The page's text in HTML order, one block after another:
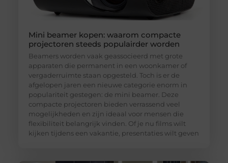
Mini beamer kopen: waarom compacte
projectoren steeds populairder worden
Beamers worden vaak geassocieerd met grote
apparaten die permanent in een woonkamer of
vergaderruimte staan opgesteld. Toch is er de
afgelopen jaren een nieuwe categorie enorm in
populariteit gestegen: de mini beamer. Deze
compacte projectoren bieden verrassend veel
mogelijkheden en zijn ideaal voor mensen die
flexibiliteit belangrijk vinden. Of je nu films wilt
kijken tijdens een vakantie, presentaties wilt geven